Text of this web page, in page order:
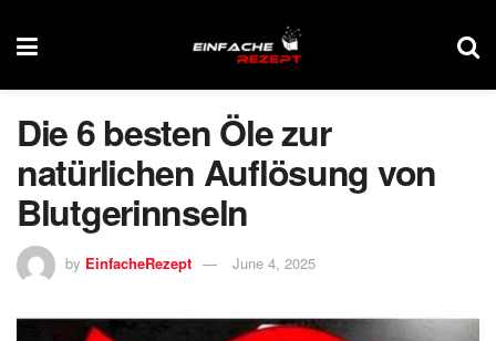
Die 6 besten Öle zur
natürlichen Auflösung von
Blutgerinnseln
by EinfacheRezept June 4, 2025